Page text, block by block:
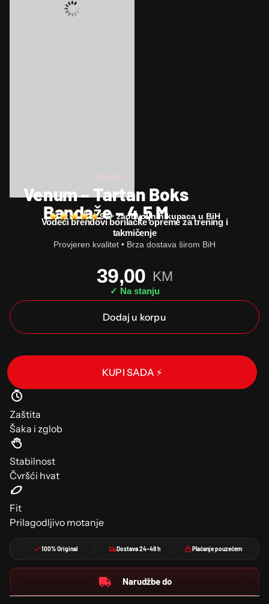
VENUM
Venum – Tartan Boks
Bandaže – 4,5 M
94+ zadovoljnih kupaca u BiH
Vodeći brendovi borilačke opreme za trening i
takmičenje
Provjeren kvalitet • Brza dostava širom BiH
39,00 KM
✓ Na stanju
Dodaj u korpu
KUPI SADA ⚡
Zaštita
Šaka i zglob
Stabilnost
Čvršći hvat
Fit
Prilagodljivo motanje
100% Original Dostava 24–48 h Plaćanje pouzećem
Narudžbe do